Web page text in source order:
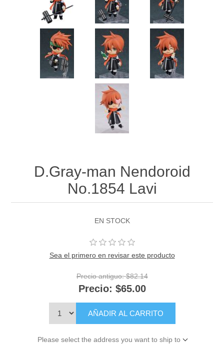
D.Gray-man Nendoroid
No.1854 Lavi
EN STOCK
Sea el primero en revisar este producto
Precio antiguo: $82.14
Precio: $65.00
AÑADIR AL CARRITO
Please select the address you want to ship to